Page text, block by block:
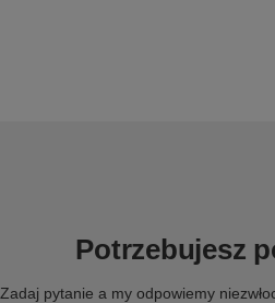
Potrzebujesz
Zadaj pytanie a my odpowiemy